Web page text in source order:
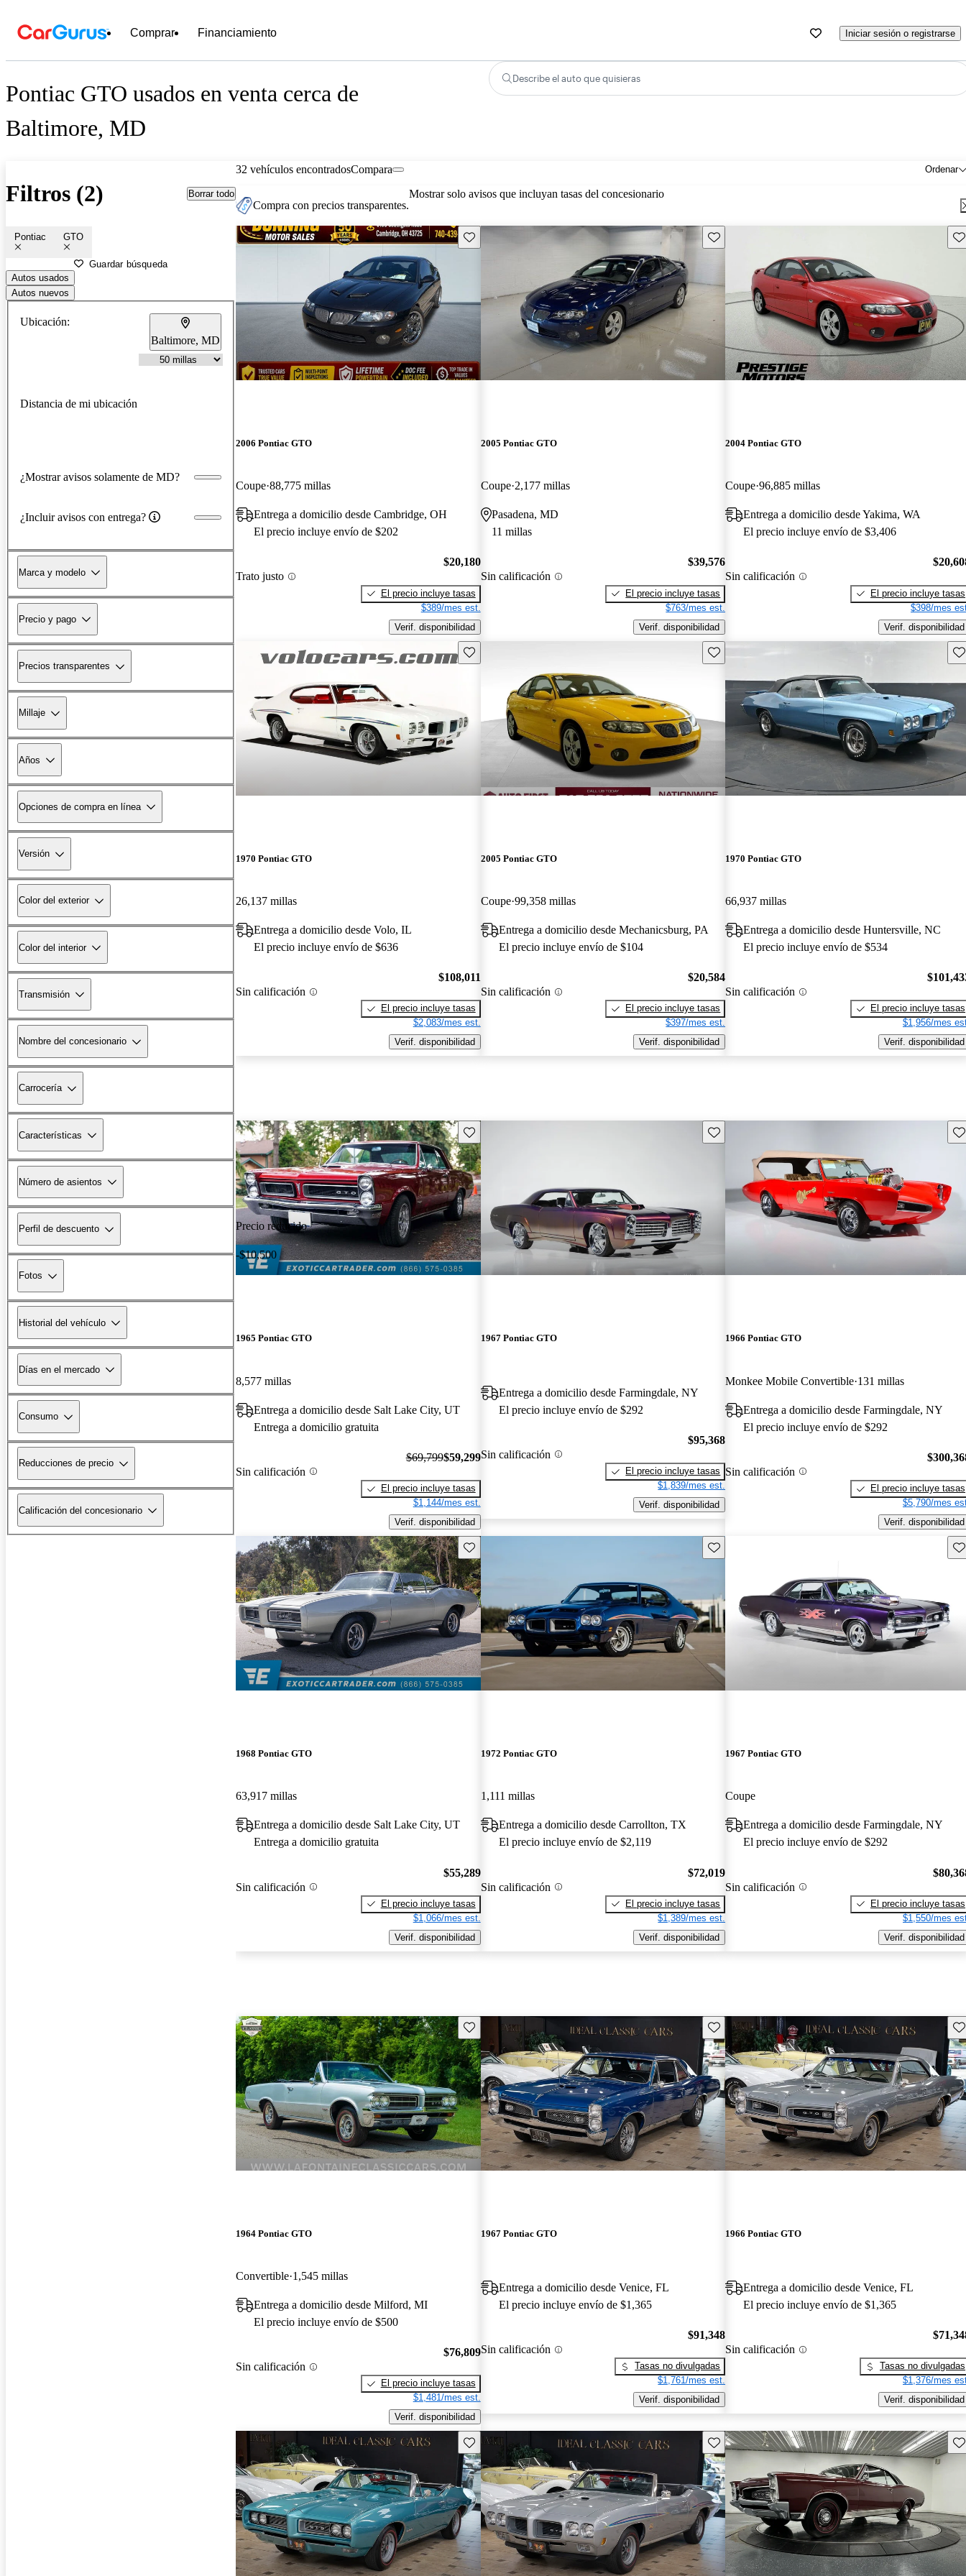
Comprar Financiamiento Iniciar sesión o registrarse
Pontiac GTO usados en venta cerca de
Baltimore, MD
Describe el auto que quisieras
Filtros (2) Borrar todo
Pontiac GTO
Guardar búsqueda
Autos usados
Autos nuevos
Ubicación:
Baltimore, MD
Distancia de mi ubicación
¿Mostrar avisos solamente de MD?
¿Incluir avisos con entrega?
Marca y modelo
Precio y pago
Precios transparentes
Millaje
Años
Opciones de compra en línea
Versión
Color del exterior
Color del interior
Transmisión
Nombre del concesionario
Carrocería
Características
Número de asientos
Perfil de descuento
Fotos
Historial del vehículo
Días en el mercado
Consumo
Reducciones de precio
Calificación del concesionario
32 vehículos encontrados Ordenar
Compara
Compra con precios transparentes.
Mostrar solo avisos que incluyan tasas del concesionario
Guarda este Aviso
2006 Pontiac GTO
Coupe 88,775 millas
Entrega a domicilio desde Cambridge, OH
El precio incluye envío de $202
Trato justo
$20,180
El precio incluye tasas
$389/mes est.
Verif. disponibilidad
Guarda este Aviso
2005 Pontiac GTO
Coupe 2,177 millas
Pasadena, MD
11 millas
Sin calificación
$39,576
El precio incluye tasas
$763/mes est.
Verif. disponibilidad
2004 Pontiac GTO
Coupe 96,885 millas
Entrega a domicilio desde Yakima, WA
El precio incluye envío de $3,406
Sin calificación
El precio incluye tasas
$398/mes
Verif. disponibilidad
Guarda este Aviso
1970 Pontiac GTO
26,137 millas
Entrega a domicilio desde Volo, IL
El precio incluye envío de $636
Sin calificación
$108,011
El precio incluye tasas
$2,083/mes est.
Verif. disponibilidad
Guarda este Aviso
2005 Pontiac GTO
Coupe 99,358 millas
Entrega a domicilio desde Mechanicsburg, PA
El precio incluye envío de $104
Sin calificación
$20,584
El precio incluye tasas
$397/mes est.
Verif. disponibilidad
1970 Pontiac GTO
66,937 millas
Entrega a domicilio desde Huntersville, NC
El precio incluye envío de $534
Sin calificación
El precio incluye tasas
$1,956/mes
Verif. disponibilidad
Precio reducido
-$10,500
Guarda este Aviso
1965 Pontiac GTO
8,577 millas
Entrega a domicilio desde Salt Lake City, UT
Entrega a domicilio gratuita
Sin calificación
$69,799$59,299
El precio incluye tasas
$1,144/mes est.
Verif. disponibilidad
Guarda este Aviso
1967 Pontiac GTO
Entrega a domicilio desde Farmingdale, NY
El precio incluye envío de $292
Sin calificación
$95,368
El precio incluye tasas
$1,839/mes est.
Verif. disponibilidad
1966 Pontiac GTO
Monkee Mobile Convertible 131 millas
Entrega a domicilio desde Farmingdale, NY
El precio incluye envío de $292
Sin calificación
El precio incluye tasas
$5,790/mes
Verif. disponibilidad
Guarda este Aviso
1968 Pontiac GTO
63,917 millas
Entrega a domicilio desde Salt Lake City, UT
Entrega a domicilio gratuita
Sin calificación
$55,289
El precio incluye tasas
$1,066/mes est.
Verif. disponibilidad
Guarda este Aviso
1972 Pontiac GTO
1,111 millas
Entrega a domicilio desde Carrollton, TX
El precio incluye envío de $2,119
Sin calificación
$72,019
El precio incluye tasas
$1,389/mes est.
Verif. disponibilidad
1967 Pontiac GTO
Coupe
Entrega a domicilio desde Farmingdale, NY
El precio incluye envío de $292
Sin calificación
El precio incluye tasas
$1,550/mes
Verif. disponibilidad
Guarda este Aviso
1964 Pontiac GTO
Convertible 1,545 millas
Entrega a domicilio desde Milford, MI
El precio incluye envío de $500
Sin calificación
$76,809
El precio incluye tasas
$1,481/mes est.
Verif. disponibilidad
Guarda este Aviso
1967 Pontiac GTO
Entrega a domicilio desde Venice, FL
El precio incluye envío de $1,365
Sin calificación
$91,348
Tasas no divulgadas
$1,761/mes est.
Verif. disponibilidad
1966 Pontiac GTO
Entrega a domicilio desde Venice, FL
El precio incluye envío de $1,365
Sin calificación
Tasas no divulgadas
$1,376/mes
Verif. disponibilidad
Guarda este Aviso Guarda este Aviso